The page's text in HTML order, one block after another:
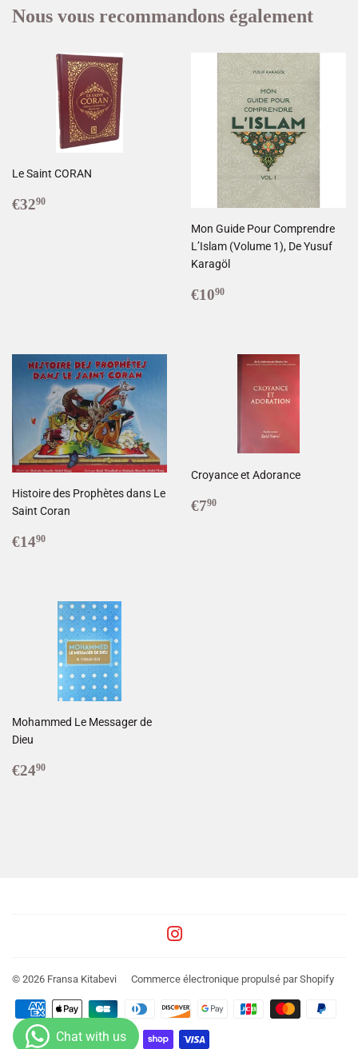
Nous vous recommandons également
Le Saint CORAN
Prix
€3290
Mon Guide Pour Comprendre
L’Islam (Volume 1), De Yusuf
Karagöl
Prix
€1090
Histoire des Prophètes dans Le
Saint Coran
Prix
€1490
Croyance et Adorance
Prix
€790
Mohammed Le Messager de
Dieu
Prix
€2490
© 2026 Fransa Kitabevi Commerce électronique propulsé par Shopify
Icônes